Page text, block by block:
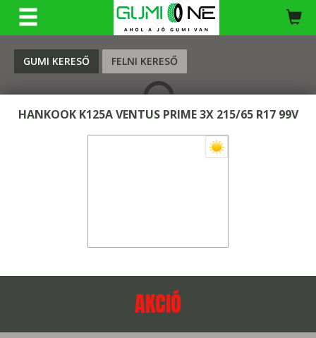
GUMI KERESŐ FELNI KERESŐ
KERESÉS
HANKOOK K125A VENTUS PRIME 3X 215/65 R17 99V
AKCIÓ